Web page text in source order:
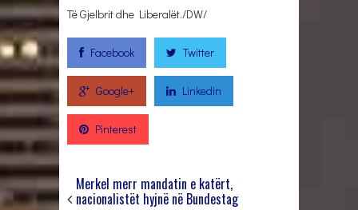
Të Gjelbrit dhe Liberalët./DW/
Facebook Twitter
Google+ Linkedin
Pinterest
Merkel merr mandatin e katërt,
nacionalistët hyjnë në Bundestag